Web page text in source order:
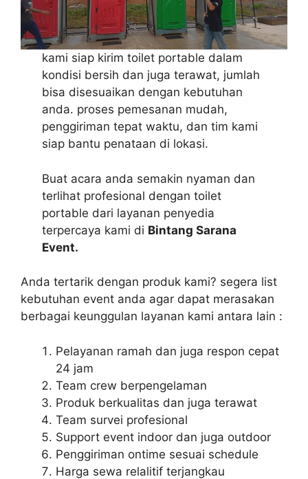
kami siap kirim toilet portable dalam
kondisi bersih dan juga terawat, jumlah
bisa disesuaikan dengan kebutuhan
anda. proses pemesanan mudah,
penggiriman tepat waktu, dan tim kami
siap bantu penataan di lokasi.
Buat acara anda semakin nyaman dan
terlihat profesional dengan toilet
portable dari layanan penyedia
terpercaya kami di Bintang Sarana
Event.
Anda tertarik dengan produk kami? segera list
kebutuhan event anda agar dapat merasakan
berbagai keunggulan layanan kami antara lain :
Pelayanan ramah dan juga respon cepat
24 jam
Team crew berpengelaman
Produk berkualitas dan juga terawat
Team survei profesional
Support event indoor dan juga outdoor
Penggiriman ontime sesuai schedule
Harga sewa relalitif terjangkau